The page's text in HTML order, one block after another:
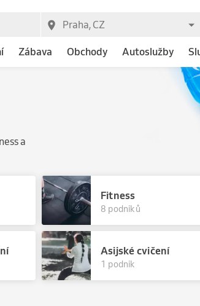
Zábava Obchody Autoslužby
a
Fitness
8 podniků
Asijské cvičení
1 podnik